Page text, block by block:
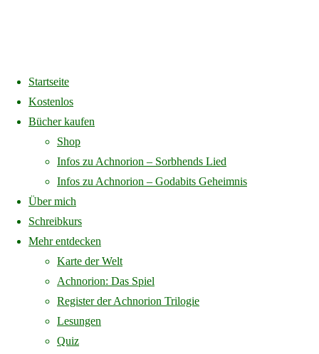
Startseite
Kostenlos
Bücher kaufen
Shop
Infos zu Achnorion – Sorbhends Lied
Infos zu Achnorion – Godabits Geheimnis
Über mich
Schreibkurs
Mehr entdecken
Karte der Welt
Achnorion: Das Spiel
Register der Achnorion Trilogie
Lesungen
Quiz
Home
Buchpaket Achnorion – Sorbhends Lied
IMGP6044
Full
size
2560 × 1708pixels
Previous image
Next image
Schreibe einen